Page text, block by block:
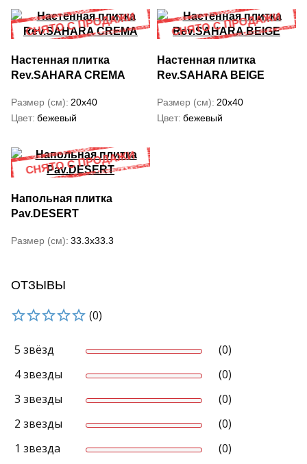
Настенная плитка
Rev.SAHARA CREMA
Размер (см) 20x40
Цвет бежевый
Настенная плитка
Rev.SAHARA BEIGE
Размер (см) 20x40
Цвет бежевый
Напольная плитка
Pav.DESERT
Размер (см) 33.3x33.3
ОТЗЫВЫ
(0)
5 звёзд
(0)
4 звезды
(0)
3 звезды
(0)
2 звезды
(0)
1 звезда
(0)